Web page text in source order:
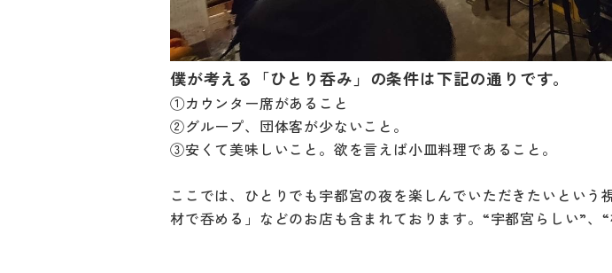
僕が考える「ひとり呑み」の条件は下記の通りです。
①カウンター席があること
②グループ、団体客が少ないこと。
③安くて美味しいこと。欲を言えば小皿料理であること。
ここでは、ひとりでも宇都宮の夜を楽しんでいただきたいとい
材で呑める」などのお店も含まれております。“宇都宮らしい”、